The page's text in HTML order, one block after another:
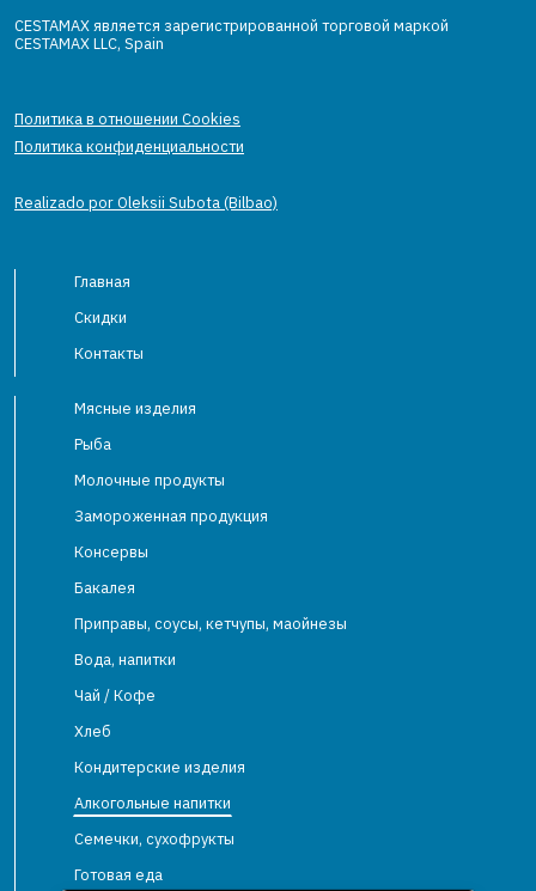
CESTAMAX является зарегистрированной торговой маркой
CESTAMAX LLC, Spain
Политика в отношении Cookies
Политика конфиденциальности
Realizado por Oleksii Subota (Bilbao)
Главная
Скидки
Контакты
Мясные изделия
Рыба
Молочные продукты
Замороженная продукция
Консервы
Бакалея
Приправы, соусы, кетчупы, маойнезы
Вода, напитки
Чай / Кофе
Хлеб
Кондитерские изделия
Алкогольные напитки
Семечки, сухофрукты
Готовая еда